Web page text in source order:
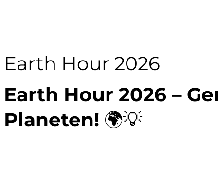
Earth Hour 2026
Earth Hour 2026 –
Planeten! 🌍💡